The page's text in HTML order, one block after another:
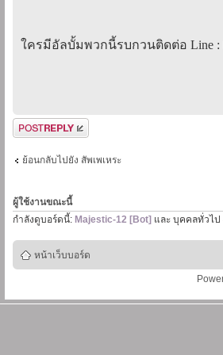
ใครมีอัลบั้มพวกนี้รบกวนติดต่อ Line :
ตอบกระทู้
ย้อนกลับไปยัง สัพเพเหระ
ผู้ใช้งานขณะนี้
กำลังดูบอร์ดนี้: Majestic-12 [Bot] และ บุคคลทั่วไป
หน้าเว็บบอร์ด